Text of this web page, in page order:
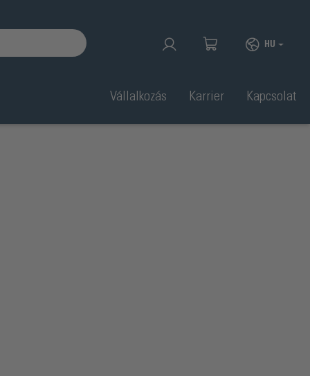
HU
Vállalkozás Karrier Kapcsolat